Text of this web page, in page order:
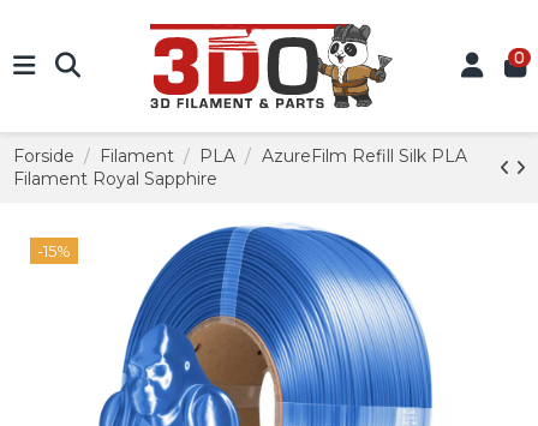
0
Forside Filament PLA
AzureFilm Refill Silk PLA
Filament Royal Sapphire
-15%